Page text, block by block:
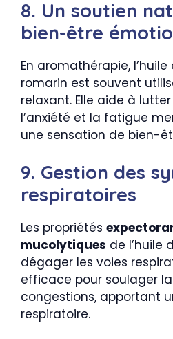
8. Un soutien
bien-être
En aromathérapie,
romarin est souvent
relaxant. Elle aide à
l’anxiété et la fatigue
une sensation de bien-
9. Gestion des
respiratoires
Les propriétés
mucolytiques de l’huile
dégager les voies
efficace pour soulager
congestions, apportant
respiratoire.